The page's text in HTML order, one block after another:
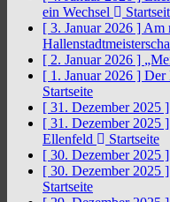
ein Wechsel
[ 3. Januar 2026 ] Am
[ 2. Januar 2026 ]
[ 1. Januar 2026 ] Der
Startseite
[ 31. Dezember 2025 ]
[ 31. Dezember 2025 ]
Ellenfeld
Startseite
[ 30. Dezember 2025 ]
[ 30. Dezember 2025 ]
Startseite